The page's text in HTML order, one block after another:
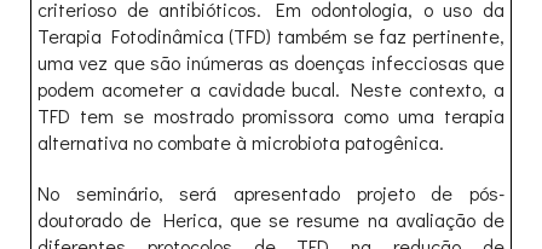
criterioso de antibióticos. Em odontologia, o uso da
Terapia Fotodinâmica (TFD) também se faz pertinente,
uma vez que são inúmeras as doenças infecciosas que
podem acometer a cavidade bucal. Neste contexto, a
TFD tem se mostrado promissora como uma terapia
alternativa no combate à microbiota patogênica.
No seminário, será apresentado projeto de pós-
doutorado de Herica, que se resume na avaliação de